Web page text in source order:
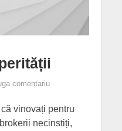
comentariu
vinovați pentru
necinstiți,